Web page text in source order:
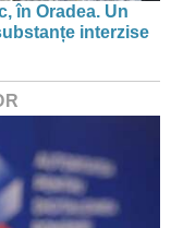
în Oradea. Un
interzise